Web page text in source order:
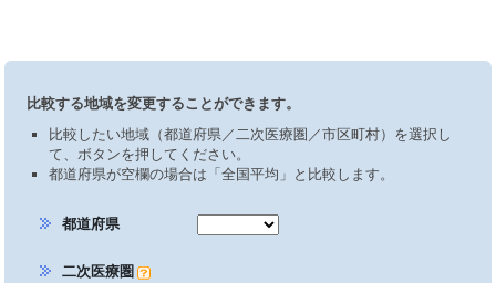
比較する地域を変更することができます。
比較したい地域（都道府県／二次医療圏／市区町村）を選択し
て、ボタンを押してください。
都道府県が空欄の場合は「全国平均」と比較します。
都道府県
二次医療圏